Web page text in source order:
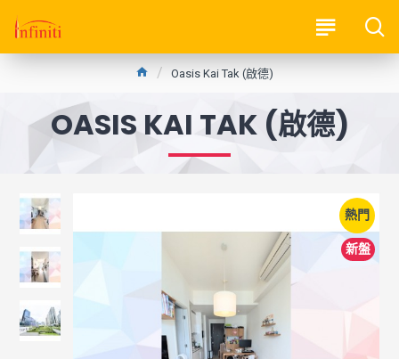
Oasis Kai Tak (啟德)
OASIS KAI TAK (啟德)
熱門
新盤